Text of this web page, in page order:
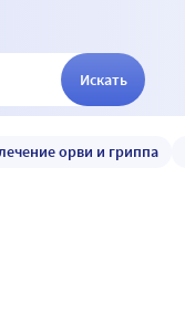
Искать
орви и гриппа